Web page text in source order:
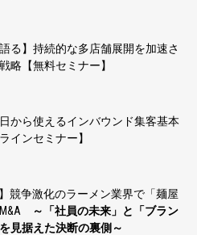
る】持続的な多店舗展開を加速さ
略【無料セミナー】
から使えるインバウンド集客基本
インセミナー】
】競争激化のラーメン業界で「麺屋
～「社員の未来」と「ブラン
見据えた決断の裏側～